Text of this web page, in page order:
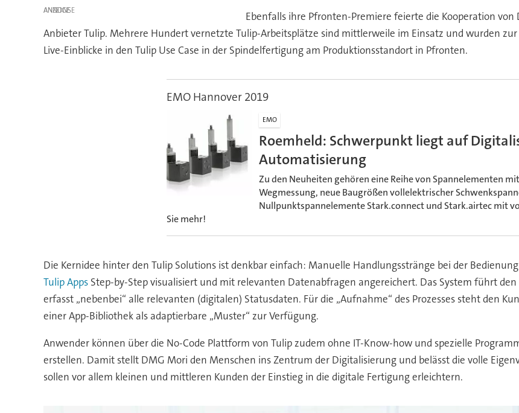
ANZEIGE
Ebenfalls ihre Pfronten-Premiere feierte die Kooperation
Anbieter Tulip. Mehrere Hundert vernetzte Tulip-Arbeitsplätze sind mittlerweile im Einsatz und wurden
Live-Einblicke in den Tulip Use Case in der Spindelfertigung am Produktionsstandort in Pfronten.
EMO Hannover 2019
EMO
Roemheld: Schwerpunkt liegt auf
Automatisierung
Zu den Neuheiten gehören eine Reihe von Spannelementen
Wegmessung, neue Baugrößen vollelektrischer
Nullpunktspannelemente Stark.connect und Stark.airtec mit
Sie mehr!
Die Kernidee hinter den Tulip Solutions ist denkbar einfach: Manuelle Handlungsstränge bei der
Tulip AppsStep-by-Step visualisiert und mit relevanten Datenabfragen angereichert. Das System führt
erfasst „nebenbei“ alle relevanten (digitalen) Statusdaten. Für die „Aufnahme“ des Prozesses steht den
einer App-Bibliothek als adaptierbare „Muster“ zur Verfügung.
Anwender können über die No-Code Plattform von Tulip zudem ohne IT-Know-how und spezielle
erstellen. Damit stellt DMG Mori den Menschen ins Zentrum der Digitalisierung und belässt die volle
sollen vor allem kleinen und mittleren Kunden der Einstieg in die digitale Fertigung erleichtern.